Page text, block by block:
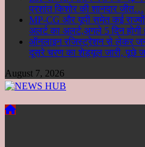
प्रशांत किशोर की शानदार जीत…
MP-CG और यूपी समेत कई
अलर्ट का अलर्ट,अगले 5 दिन
ऑनलाइन रजिस्ट्रेशन से लेकर
दूसरे चरण का शेड्यूल जारी, पूछे
August 7, 2026